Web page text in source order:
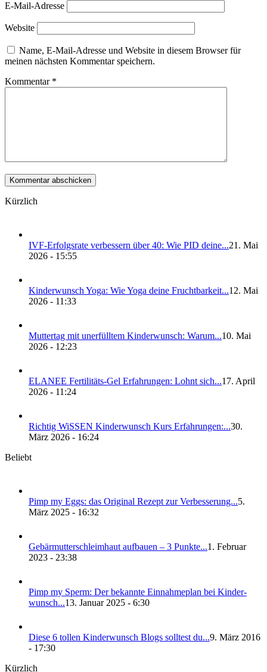
E-Mail-Adresse
Website
Name, E-Mail-Adresse und Website in diesem Browser für
meinen nächsten Kommentar speichern.
Kommentar *
Kürzlich
IVF-Erfolgs­ra­te ver­bes­sern über 40: Wie PID dei­ne...21. Mai
2026 - 15:55
Kin­der­wunsch Yoga: Wie Yoga dei­ne Frucht­bar­keit...12. Mai
2026 - 11:33
Mut­ter­tag mit uner­füll­tem Kin­der­wunsch: War­um...10. Mai
2026 - 12:23
ELANEE Fer­ti­li­täts-Gel Erfah­run­gen: Lohnt sich...17. April
2026 - 11:24
Rich­tig WiS­SEN Kin­der­wunsch Kurs Erfah­run­gen:...30.
März 2026 - 16:24
Beliebt
Pimp my Eggs: das Ori­gi­nal Rezept zur Ver­bes­se­rung...5.
März 2025 - 16:32
Gebär­mut­ter­schleim­haut auf­bau­en – 3 Punk­te...1. Februar
2023 - 23:38
Pimp my Sperm: Der bekann­te Ein­nah­me­plan bei Kin­der­
wunsch...13. Januar 2025 - 6:30
Die­se 6 tol­len Kin­der­wunsch Blogs soll­test du...9. März 2016
- 17:30
Kürzlich